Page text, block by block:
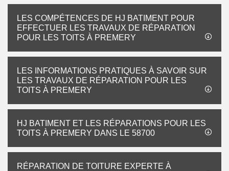
LES COMPÉTENCES DE HJ BATIMENT POUR
EFFECTUER LES TRAVAUX DE RÉPARATION
POUR LES TOITS À PREMERY
LES INFORMATIONS PRATIQUES À SAVOIR SUR
LES TRAVAUX DE RÉPARATION POUR LES
TOITS À PREMERY
HJ BATIMENT ET LES RÉPARATIONS POUR LES
TOITS À PREMERY DANS LE 58700
RÉPARATION DE TOITURE EXPERTE À